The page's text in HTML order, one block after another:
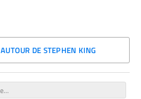
DE STEPHEN KING